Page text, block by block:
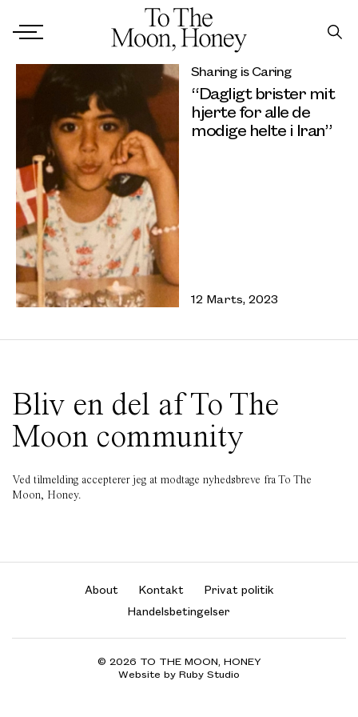
Sharing is Caring
“Dagligt brister mit
hjerte for alle de
modige helte i Iran”
12 Marts, 2023
Bliv en del af To The
Moon community
Ved tilmelding accepterer jeg at modtage nyhedsbreve fra To The
Moon, Honey.
About Kontakt
Privat politik
Handelsbetingelser
© 2026 TO THE MOON, HONEY
Website by Ruby Studio